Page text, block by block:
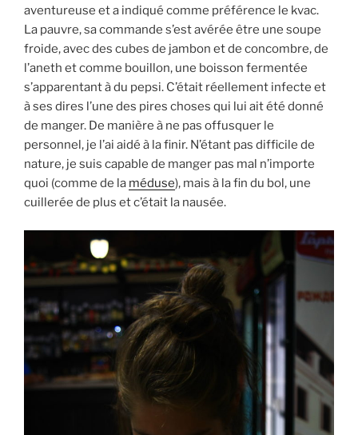
aventureuse et a indiqué comme préférence le kvac.
La pauvre, sa commande s’est avérée être une soupe
froide, avec des cubes de jambon et de concombre, de
l’aneth et comme bouillon, une boisson fermentée
s’apparentant à du pepsi. C’était réellement infecte et
à ses dires l’une des pires choses qui lui ait été donné
de manger. De manière à ne pas offusquer le
personnel, je l’ai aidé à la finir. N’étant pas difficile de
nature, je suis capable de manger pas mal n’importe
quoi (comme de la méduse), mais à la fin du bol, une
cuillerée de plus et c’était la nausée.